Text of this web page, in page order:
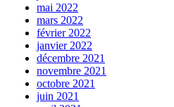
mai 2022
mars 2022
février 2022
janvier 2022
décembre 2021
novembre 2021
octobre 2021
juin 2021